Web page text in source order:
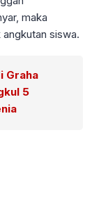
maka
siswa.
Graha
5